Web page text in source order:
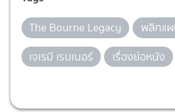
The Bourne Legacy
พลิกแ
เจเรมี เรนเนอร์
เรื่องย่อหนัง